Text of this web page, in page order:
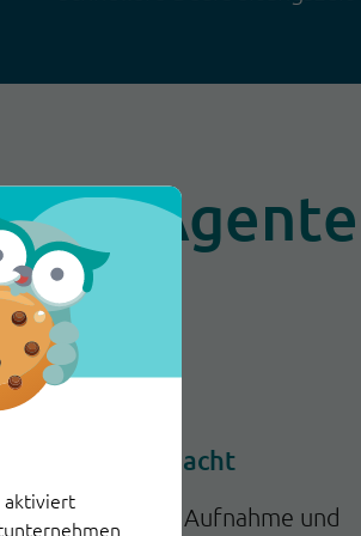
aktiviert
KI-
Betrugsverdacht
Automatische Aufnahme und